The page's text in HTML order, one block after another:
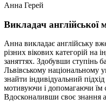
Анна Герей
Викладач англійської
Анна викладає англійську
різних вікових категорій на
заняттях. Здобувши ступінь
Львівському національному
знайти індивідуальний
мотивуючи і допомагаючи їм
Вдосконаливши своє знання